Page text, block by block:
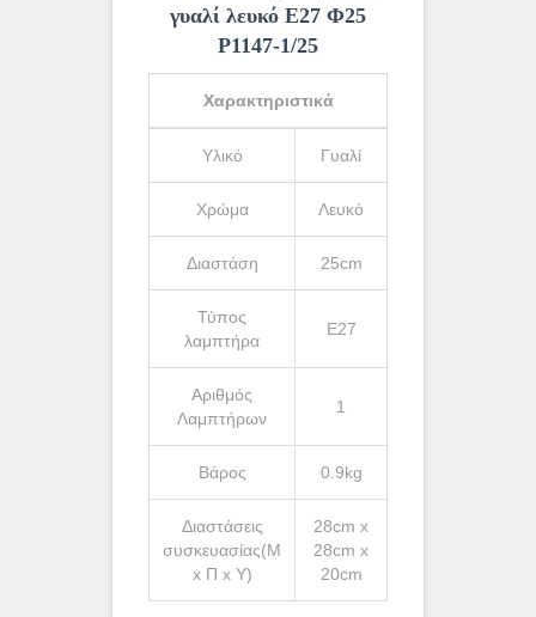
γυαλί λευκό Ε27 Φ25
Ρ1147-1/25
Χαρακτηριστικά
Υλικό Γυαλί
Χρώμα Λευκό
Διαστάση 25cm
Τύπος
λαμπτήρα
Ε27
Αριθμός
Λαμπτήρων
1
Βάρος 0.9kg
Διαστάσεις
συσκευασίας(Μ
x Π x Υ)
28cm x
28cm x
20cm